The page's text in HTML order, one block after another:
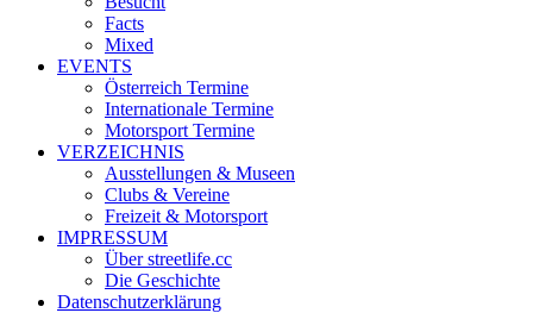
Facts
Mixed
EVENTS
Österreich Termine
Internationale Termine
Motorsport Termine
VERZEICHNIS
Ausstellungen & Museen
Clubs & Vereine
Freizeit & Motorsport
IMPRESSUM
Über streetlife.cc
Die Geschichte
Datenschutzerklärung